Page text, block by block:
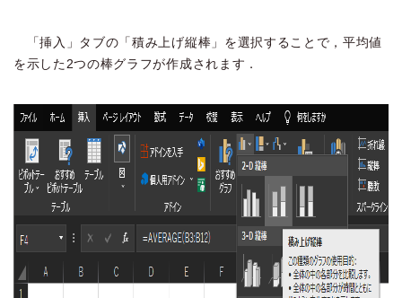
「挿入」タブの「積み上げ縦棒」を選択することで，平均値
を示した2つの棒グラフが作成されます．